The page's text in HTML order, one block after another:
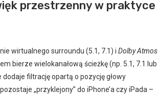
przestrzenny w praktyce
wirtualnego surroundu (5.1, 7.1) i Dolby Atmos
bierze wielokanałową ścieżkę (np. 5.1, 7.1 lub
filtrację opartą o pozycję głowy
„przyklejony” do iPhone’a czy iPada –